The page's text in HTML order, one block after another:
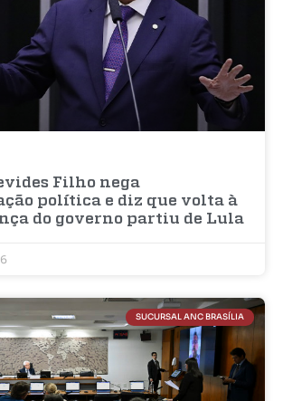
Filho nega
política e diz que volta à
do governo partiu de Lula
SUCURSAL ANC BRASÍLIA